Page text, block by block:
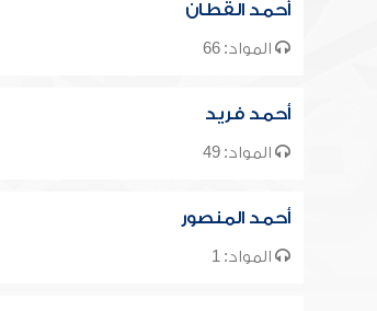
أحمد القطان
المواد: 66
أحمد فريد
المواد: 49
أحمد المنصور
المواد: 1